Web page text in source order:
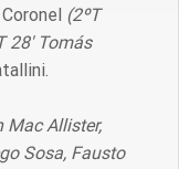
(2ºT
28′ Tomás
Mac Allister,
Sosa, Fausto